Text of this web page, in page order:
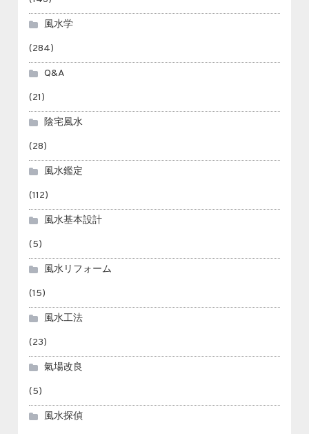
風水学
(284)
Q&A
(21)
陰宅風水
(28)
風水鑑定
(112)
風水基本設計
(5)
風水リフォーム
(15)
風水工法
(23)
氣場改良
(5)
風水探偵